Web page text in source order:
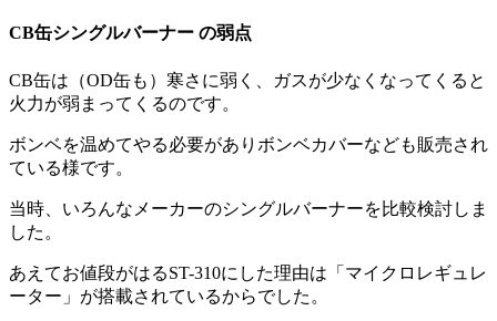
CB缶シングルバーナー の弱点
CB缶は（OD缶も）寒さに弱く、ガスが少なくなってくると
火力が弱まってくるのです。
ボンベを温めてやる必要がありボンベカバーなども販売され
ている様です。
当時、いろんなメーカーのシングルバーナーを比較検討しま
した。
あえてお値段がはるST-310にした理由は「マイクロレギュレ
ーター」が搭載されているからでした。